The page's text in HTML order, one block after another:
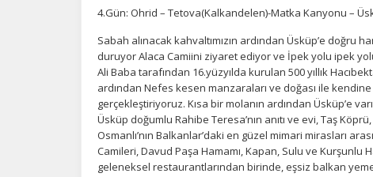
Size
4.Gün: Ohrid – Tetova(Kalkandelen)-Matka Kanyonu –
Sabah alınacak kahvaltımızın ardından Üsküp’e
duruyor Alaca Camiini ziyaret ediyor ve İpek yolu ipek
Ali Baba tarafından 16.yüzyılda kurulan 500 yıllık
ardından Nefes kesen manzaraları ve doğası ile
gerçekleştiriyoruz. Kısa bir molanın ardından Üsküp’e
Üsküp doğumlu Rahibe Teresa’nın anıtı ve evi, Taş
Osmanlı’nın Balkanlar’daki en güzel mimari mirasları
Camileri, Davud Paşa Hamamı, Kapan, Sulu ve Kurşunlu
geleneksel restaurantlarından birinde, eşsiz balkan